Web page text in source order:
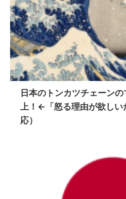
日本のトンカツチェーン
上！←「怒る理由が欲し
応）